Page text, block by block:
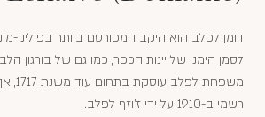
דומן לפלב הוא היקב המפורסם ביותר בפוליני-
לסמן הימני של יינות הכפר, כמו גם של בורגון
משפחת
רשמי ב-1910 על ידי ז'וזף לפלב.